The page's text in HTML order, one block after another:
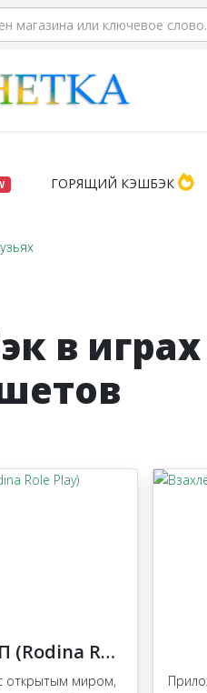
ГОРЯЩИЙ КЭШБЭК
в
Родина РП (Rodina Role Play)
открытым миром,